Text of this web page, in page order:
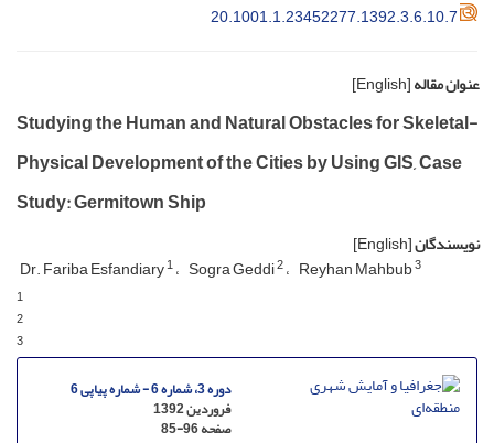
20.1001.1.23452277.1392.3.6.10.7
عنوان مقاله[English]
Studying the Human and Natural Obstacles for Skeletal-
Physical Development of the Cities by Using GIS, Case
Study: Germitown Ship
نویسندگان[English]
Dr. Fariba Esfandiary1 Sogra Geddi2 Reyhan Mahbub3
1
2
3
دوره 3، شماره 6 - شماره پیاپی 6
فروردین 1392
صفحه85-96